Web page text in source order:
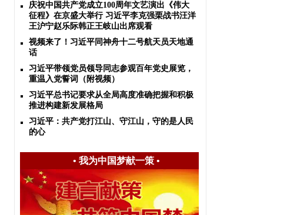
庆祝中国共产党成立100周年文艺演出《伟大
征程》在京盛大举行 习近平李克强栗战书汪洋
王沪宁赵乐际韩正王岐山出席观看
视频来了！习近平同神舟十二号航天员天地通
话
习近平带领党员领导同志参观百年党史展览，
重温入党誓词（附视频）
习近平总书记要求从全局高度准确把握和积极
推进构建新发展格局
习近平：共产党打江山、守江山，守的是人民
的心
• 我为中国梦献一策•